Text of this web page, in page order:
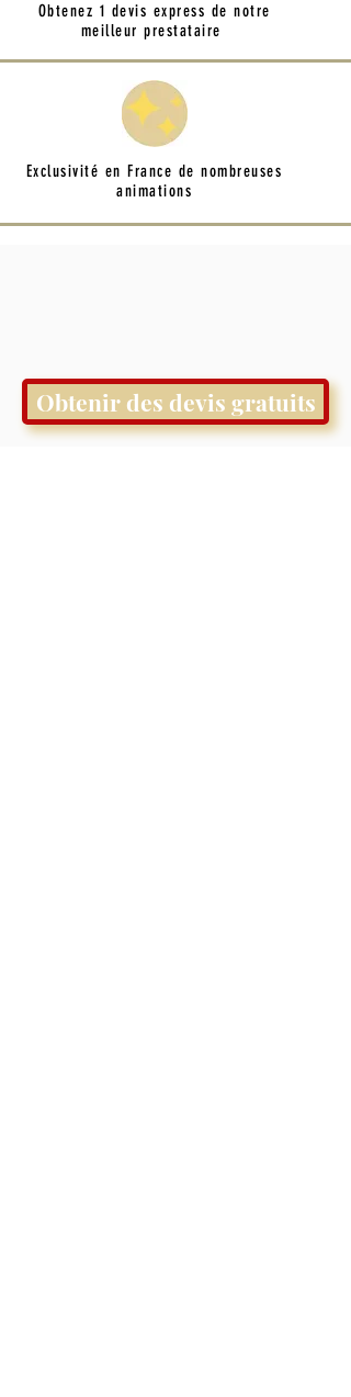
Obtenez 1 devis express de notre
meilleur prestataire
Exclusivité en France de nombreuses
animations
Obtenir des devis gratuits